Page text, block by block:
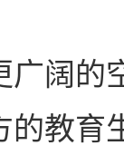
阔的
教育